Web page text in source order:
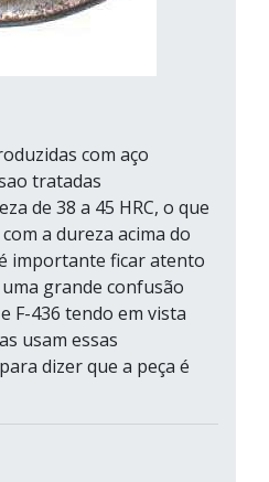
com aço
tratadas
de 38 a 45 HRC, o que
a dureza acima do
importante ficar atento
grande confusão
F-436 tendo em vista
usam essas
dizer que a peça é